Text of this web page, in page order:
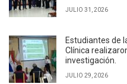
JULIO 31, 2026
Estudiantes de
Clínica
investigación.
JULIO 29, 2026